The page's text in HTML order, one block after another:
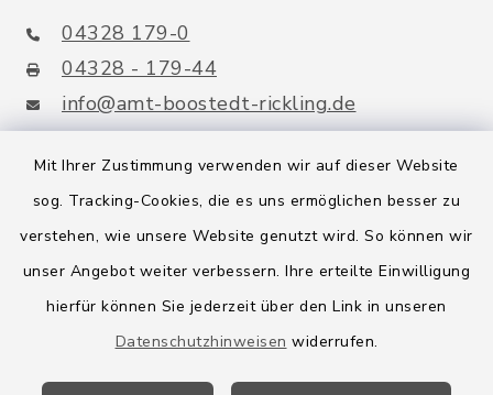
Mit Ihrer Zustimmung verwenden wir auf dieser Website
sog. Tracking-Cookies, die es uns ermöglichen besser zu
verstehen, wie unsere Website genutzt wird. So können wir
unser Angebot weiter verbessern. Ihre erteilte Einwilligung
hierfür können Sie jederzeit über den Link in unseren
Datenschutzhinweisen widerrufen.
04328 179-0
04328 - 179-44
info@amt-boostedt-rickling.de
Quicklinks
Amt Boostedt-Rickling
Amtsbroschüre